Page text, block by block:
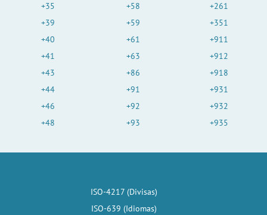
+35
+39
+40
+41
+43
+44
+46
+48
+58
+59
+61
+63
+86
+91
+92
+93
+261
+351
+911
+912
+918
+931
+932
+935
ISO-4217 (Divisas)
ISO-639 (Idiomas)